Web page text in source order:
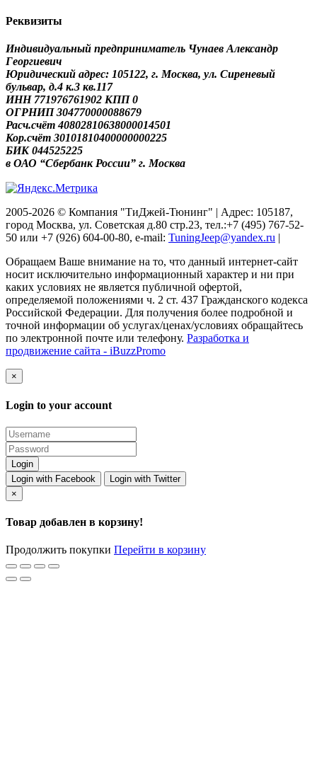
Реквизиты
Индивидуальный предприниматель Чунаев Александр
Георгиевич
Юридический адрес: 105122, г. Москва, ул. Сиреневый
бульвар, д.4 к.3 кв.117
ИНН 771976761902 КПП 0
ОГРНИП 304770000088679
Расч.счёт 40802810638000014501
Кор.счёт 30101810400000000225
БИК 044525225
в ОАО “Сбербанк России” г. Москва
2005-2026 © Компания "ТиДжей-Тюнинг" | Адрес: 105187,
город Москва, ул. Советская д.80 стр.23, тел.:+7 (495) 767-52-
50 или +7 (926) 604-00-80, e-mail: TuningJeep@yandex.ru |
Обращаем Ваше внимание на то, что данный интернет-сайт
носит исключительно информационный характер и ни при
каких условиях не является публичной офертой,
определяемой положениями ч. 2 ст. 437 Гражданского кодекса
Российской Федерации. Для получения более подробной и
точной информации об услугах/ценах/условиях обращайтесь
по электронной почте или телефону. Разработка и
продвижение сайта - iBuzzPromo
×
Login to your account
Login with Facebook
Login with Twitter
×
Товар добавлен в корзину!
Продолжить покупки Перейти в корзину